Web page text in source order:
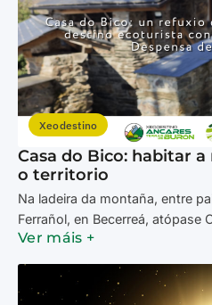
Xeodestino
Casa do Bico: habitar
o territorio
Na ladeira da montaña, entre
Ferrañol, en Becerreá, atópase
Ver máis +